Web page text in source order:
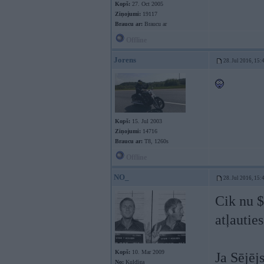
Kopš: 27. Oct 2005
Ziņojumi: 19117
Braucu ar: Braucu ar
Jorens 28. Jul 2016,
Kopš: 15. Jul 2003
Ziņojumi: 14716
Braucu ar: T8, 1260s
NO_ 28. Jul 2016,
Kopš: 10. Mar 2009
No: Kuldīga
Cik nu
Ja